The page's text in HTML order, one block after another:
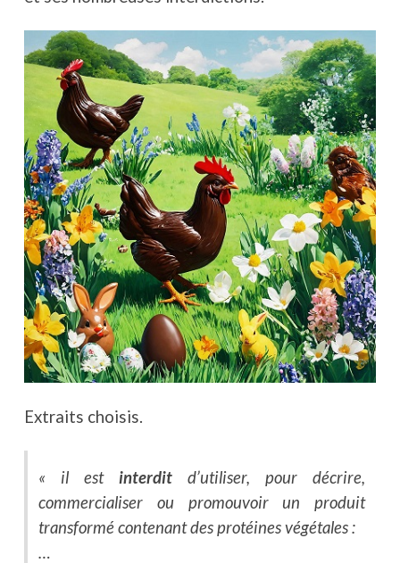
Extraits choisis.
« il est interdit d’utiliser, pour décrire,
commercialiser ou promouvoir un produit
transformé contenant des protéines végétales :
…